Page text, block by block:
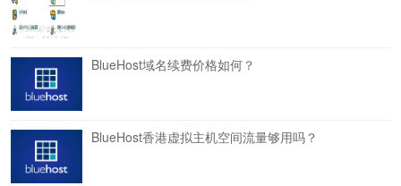
BlueHost域名续费价格如何？
BlueHost香港虚拟主机空间流量够用吗？